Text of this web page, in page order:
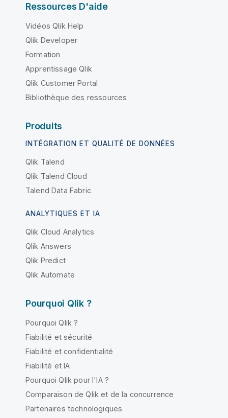
Ressources D'aide
Vidéos Qlik Help
Qlik Developer
Formation
Apprentissage Qlik
Qlik Customer Portal
Bibliothèque des ressources
Produits
INTÉGRATION ET QUALITÉ DE DONNÉES
Qlik Talend
Qlik Talend Cloud
Talend Data Fabric
ANALYTIQUES ET IA
Qlik Cloud Analytics
Qlik Answers
Qlik Predict
Qlik Automate
Pourquoi Qlik ?
Pourquoi Qlik ?
Fiabilité et sécurité
Fiabilité et confidentialité
Fiabilité et IA
Pourquoi Qlik pour l'IA ?
Comparaison de Qlik et de la concurrence
Partenaires technologiques